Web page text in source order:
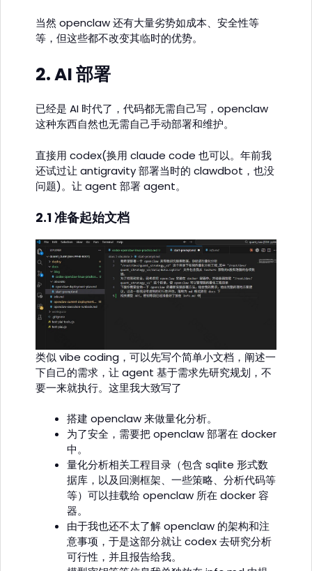
当然 openclaw 还有大量劣势如成本、安全性等
等，但这些都不改变其临时的优势。
2. AI 部署
已经是 AI 时代了，代码都无需自己写，openclaw
这种东西自然也无需自己手动部署和维护。
直接用 codex(换用 claude code 也可以。年前我
还试过让 antigravity 部署当时的 clawdbot，也没
问题)。让 agent 部署 agent。
2.1 准备起始文档
类似 vibe coding，可以先写个简单小文档，阐述一
下自己的需求，让 agent 基于需求先研究规划，不
要一来就执行。这里我大致写了
搭建 openclaw 来做量化分析。
为了安全，需要把 openclaw 部署在 docker
中。
量化分析相关工程目录（包含 sqlite 形式数
据库，以及回测框架、一些策略、分析代码等
等）可以挂载给 openclaw 所在 docker 容
器。
由于我也还不太了解 openclaw 的架构和注
意事项，于是这部分就让 codex 去研究分析
可行性，并且报告给我。